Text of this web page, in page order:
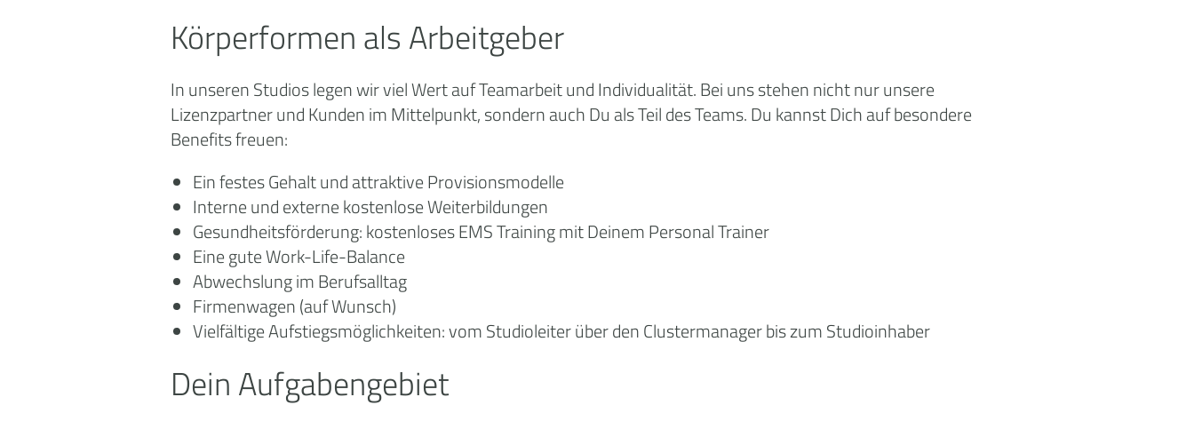
Körperformen als Arbeitgeber
In unseren Studios legen wir viel Wert auf Teamarbeit und Individualität. Bei uns stehen nicht nur unsere
Lizenzpartner und Kunden im Mittelpunkt, sondern auch Du als Teil des Teams. Du kannst Dich auf besondere
Benefits freuen:
Ein festes Gehalt und attraktive Provisionsmodelle
Interne und externe kostenlose Weiterbildungen
Gesundheitsförderung: kostenloses EMS Training mit Deinem Personal Trainer
Eine gute Work-Life-Balance
Abwechslung im Berufsalltag
Firmenwagen (auf Wunsch)
Vielfältige Aufstiegsmöglichkeiten: vom Studioleiter über den Clustermanager bis zum Studioinhaber
Dein Aufgabengebiet